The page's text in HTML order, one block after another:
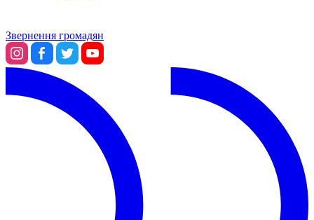
Звернення громадян